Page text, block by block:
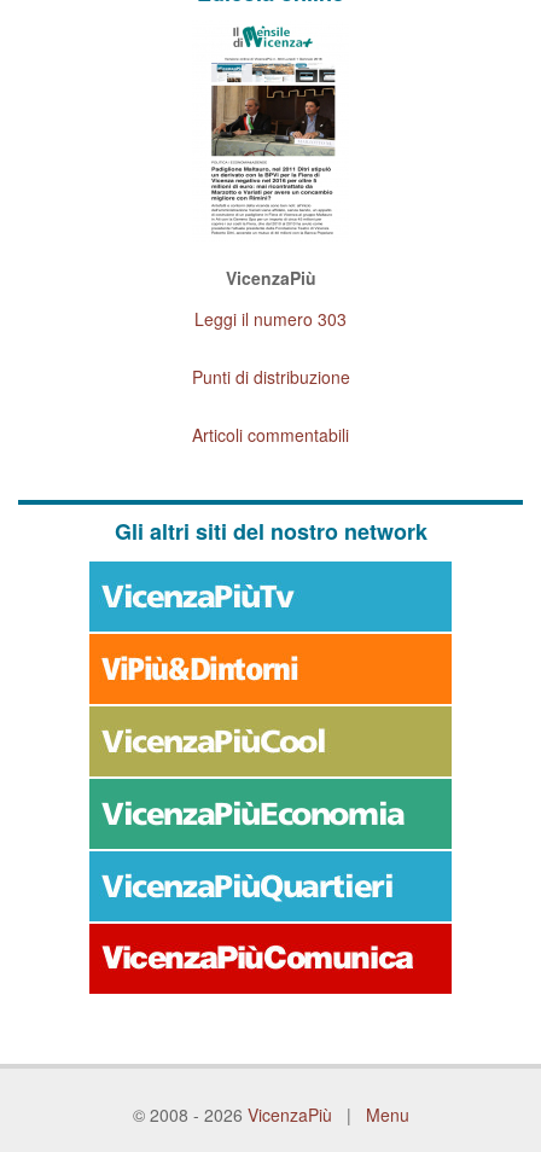
VicenzaPiù
Leggi il numero 303
Punti di distribuzione
Articoli commentabili
Gli altri siti del nostro network
© 2008 - 2026 VicenzaPiù | Menu